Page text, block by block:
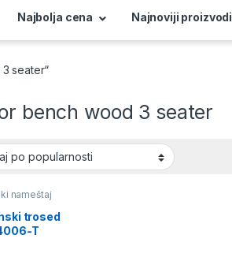
Najbolja cena Najnoviji proizvodi
seater“
bench wood 3 seater
nameštaj
trosed
T